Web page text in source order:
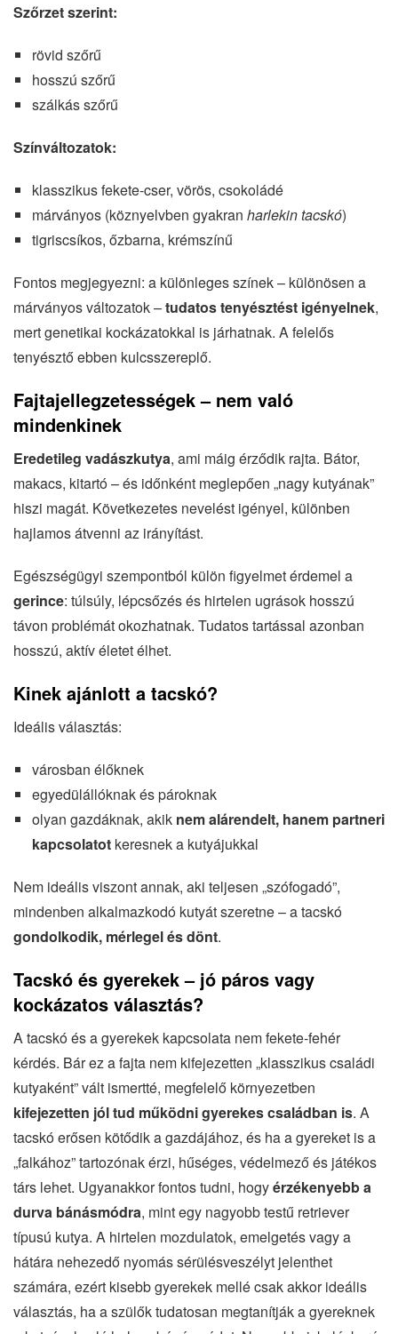
Szőrzet szerint:
rövid szőrű
hosszú szőrű
szálkás szőrű
Színváltozatok:
klasszikus fekete-cser, vörös, csokoládé
márványos (köznyelvben gyakran harlekin tacskó)
tigriscsíkos, őzbarna, krémszínű
Fontos megjegyezni: a különleges színek – különösen a
márványos változatok –tudatos tenyésztést igényelnek,
mert genetikai kockázatokkal is járhatnak. A felelős
tenyésztő ebben kulcsszereplő.
Fajtajellegzetességek – nem való
mindenkinek
Eredetileg vadászkutya, ami máig érződik rajta. Bátor,
makacs, kitartó – és időnként meglepően „nagy kutyának”
hiszi magát. Következetes nevelést igényel, különben
hajlamos átvenni az irányítást.
Egészségügyi szempontból külön figyelmet érdemel a
gerince: túlsúly, lépcsőzés és hirtelen ugrások hosszú
távon problémát okozhatnak. Tudatos tartással azonban
hosszú, aktív életet élhet.
Kinek ajánlott a tacskó?
Ideális választás:
városban élőknek
egyedülállóknak és pároknak
olyan gazdáknak, akik nem alárendelt, hanem partneri
kapcsolatotkeresnek a kutyájukkal
Nem ideális viszont annak, aki teljesen „szófogadó”,
mindenben alkalmazkodó kutyát szeretne – a tacskó
gondolkodik, mérlegel és dönt.
Tacskó és gyerekek – jó páros vagy
kockázatos választás?
A tacskó és a gyerekek kapcsolata nem fekete-fehér
kérdés. Bár ez a fajta nem kifejezetten „klasszikus családi
kutyaként” vált ismertté, megfelelő környezetben
kifejezetten jól tud működni gyerekes családban is. A
tacskó erősen kötődik a gazdájához, és ha a gyereket is a
„falkához” tartozónak érzi, hűséges, védelmező és játékos
társ lehet. Ugyanakkor fontos tudni, hogyérzékenyebb a
durva bánásmódra, mint egy nagyobb testű retriever
típusú kutya. A hirtelen mozdulatok, emelgetés vagy a
hátára nehezedő nyomás sérülésveszélyt jelenthet
számára, ezért kisebb gyerekek mellé csak akkor ideális
választás, ha a szülők tudatosan megtanítják a gyereknek